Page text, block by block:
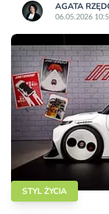
AGATA
06.05.2026
STYL ŻYCIA